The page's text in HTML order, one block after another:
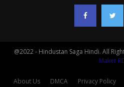
@2022 - Hindustan Saga Hindi. All
Maker
About Us DMCA Privacy Policy